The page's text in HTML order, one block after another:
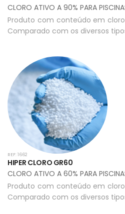
CLORO ATIVO A 90% PARA
Produto com conteúdo em
Comparado com os diversos
REF: 1662
HIPER CLORO GR60
CLORO ATIVO A 60% PARA
Produto com conteúdo em
Comparado com os diversos